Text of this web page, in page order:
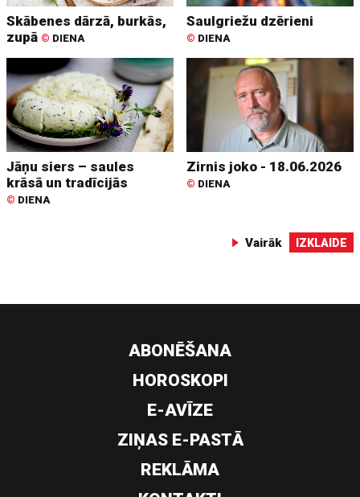
Skābenes dārzā, burkās,
zupā © DIENA
Saulgriežu dzērieni
© DIENA
Jāņu siers – saules
krāsā un tradīcijās
© DIENA
Zirnis joko - 18.06.2026
© DIENA
Vairāk IZKLAIDE
ABONĒŠANA
HOROSKOPI
E-AVĪZE
ZIŅAS E-PASTĀ
REKLĀMA